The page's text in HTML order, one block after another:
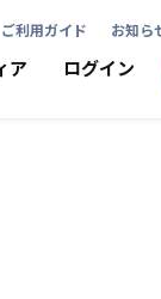
ご利用ガイド お知ら
ア ログイン